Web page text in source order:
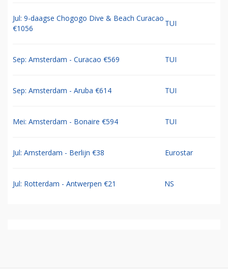
Jul: 9-daagse Chogogo Dive & Beach Curacao
€1056
TUI
Sep: Amsterdam - Curacao €569 TUI
Sep: Amsterdam - Aruba €614 TUI
Mei: Amsterdam - Bonaire €594 TUI
Jul: Amsterdam - Berlijn €38 Eurostar
Jul: Rotterdam - Antwerpen €21 NS